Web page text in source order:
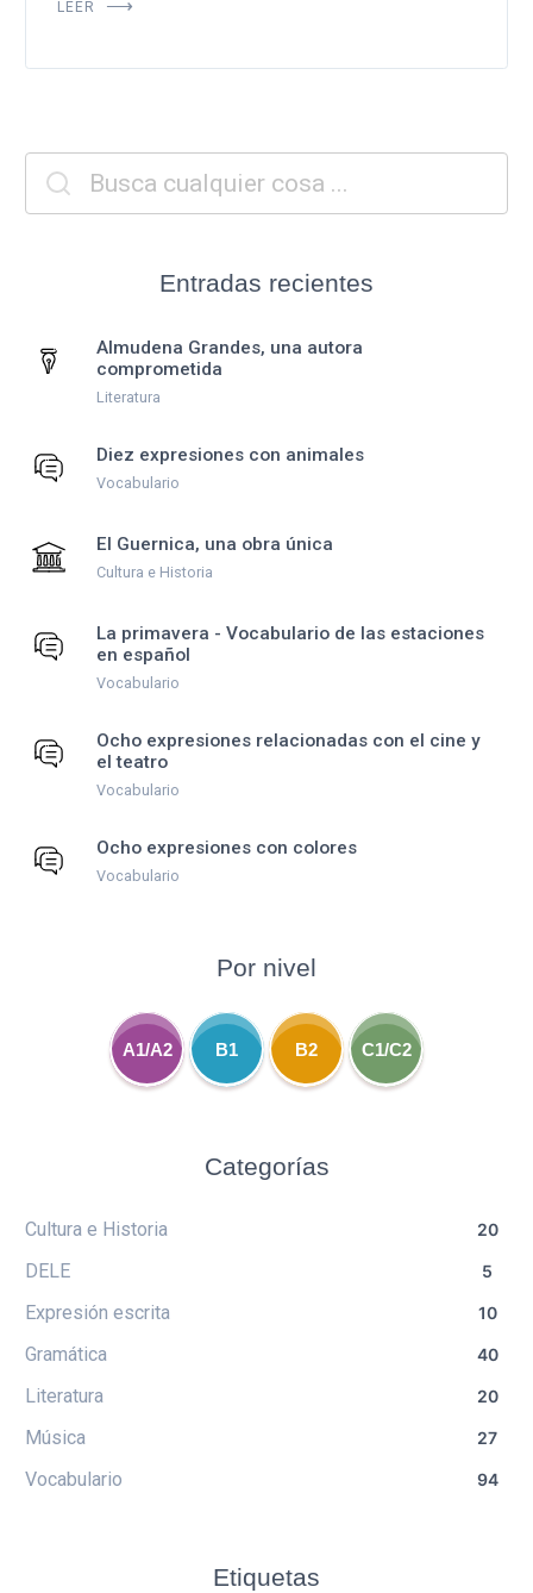
LEER
Entradas recientes
Almudena Grandes, una autora
comprometida
Literatura
Diez expresiones con animales
Vocabulario
El Guernica, una obra única
Cultura e Historia
La primavera - Vocabulario de las estaciones
en español
Vocabulario
Ocho expresiones relacionadas con el cine y
el teatro
Vocabulario
Ocho expresiones con colores
Vocabulario
Por nivel
A1/A2 B1 B2 C1/C2
Categorías
Cultura e Historia 20
DELE 5
Expresión escrita 10
Gramática 40
Literatura 20
Música 27
Vocabulario 94
Etiquetas